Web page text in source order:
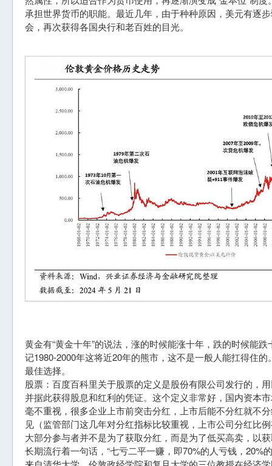
承担世界货币的职能。最近几年，由于种种原因，美元有逐
会，再次获得各国央行和老百姓的目光。
黄金有“黄金十年”的说法，涨的时候能涨十年，跌的时候能
记1980-2000年这将近20年的熊市，这不是一般人能扛得住
最佳选择。
股票：百度百科里关于股票的定义是股份有限公司发行的，
并据此获得股息和红利的凭证。这个定义非常好，国内资本
毫不重视，很多企业上市前突击分红，上市后能不分红就不
见（监管部门这几年对分红指标比较重视，上市公司分红比
大部分参与者并不是为了获取分红，而是为了低买高卖，以
长期流行着一句话，“七亏二平一赚，即70%的人亏钱，20%